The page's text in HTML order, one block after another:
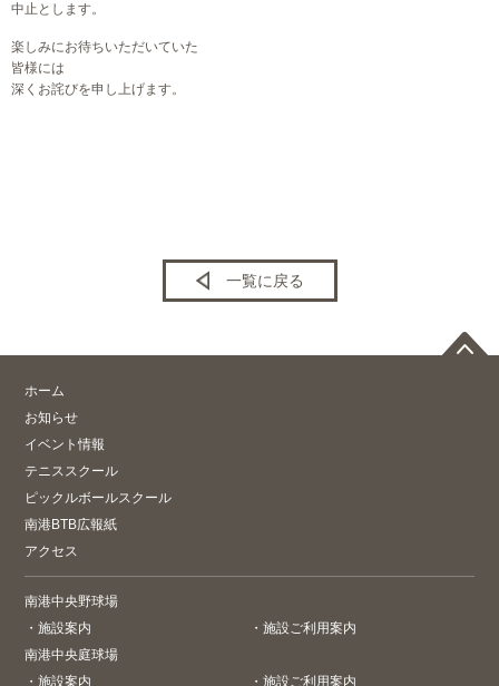
中止とします。
楽しみにお待ちいただいていた
皆様には
深くお詫びを申し上げます。
一覧に戻る
ホーム
お知らせ
イベント情報
テニススクール
ピックルボールスクール
南港BTB広報紙
アクセス
南港中央野球場
・施設案内 ・ 施設ご利用案内
南港中央庭球場
・施設案内 ・ 施設ご利用案内